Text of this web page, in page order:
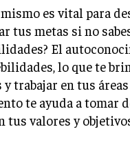
es vital para
tus metas si no
El
lo que te
trabajar en tus áreas
te ayuda a tomar
tus valores y